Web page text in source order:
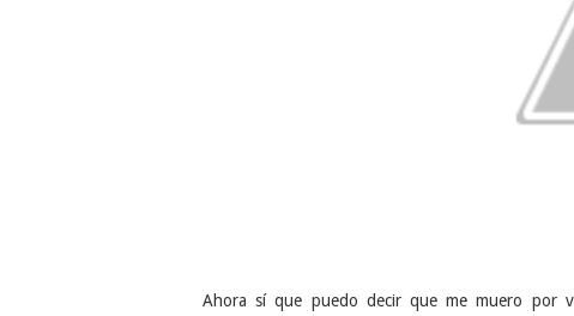
Ahora sí que puedo decir que me muero por